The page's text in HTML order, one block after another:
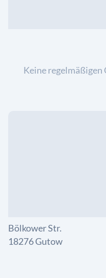
Keine regelmäßigen
Bölkower Str.
18276 Gutow